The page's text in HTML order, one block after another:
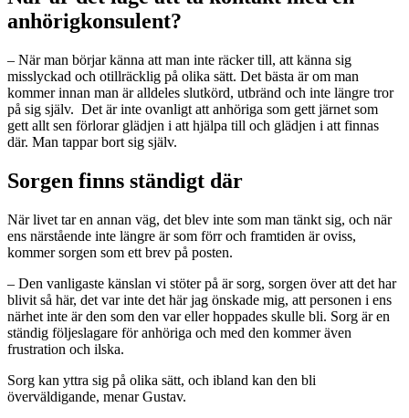
anhörigkonsulent?
– När man börjar känna att man inte räcker till, att känna sig
misslyckad och otillräcklig på olika sätt. Det bästa är om man
kommer innan man är alldeles slutkörd, utbränd och inte längre tror
på sig själv. Det är inte ovanligt att anhöriga som gett järnet som
gett allt sen förlorar glädjen i att hjälpa till och glädjen i att finnas
där. Man tappar bort sig själv.
Sorgen finns ständigt där
När livet tar en annan väg, det blev inte som man tänkt sig, och när
ens närstående inte längre är som förr och framtiden är oviss,
kommer sorgen som ett brev på posten.
– Den vanligaste känslan vi stöter på är sorg, sorgen över att det har
blivit så här, det var inte det här jag önskade mig, att personen i ens
närhet inte är den som den var eller hoppades skulle bli. Sorg är en
ständig följeslagare för anhöriga och med den kommer även
frustration och ilska.
Sorg kan yttra sig på olika sätt, och ibland kan den bli
överväldigande, menar Gustav.